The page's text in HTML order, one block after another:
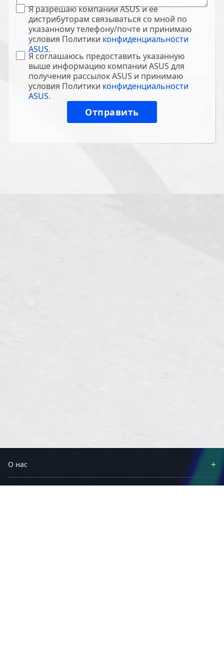
Я разрешаю компании ASUS и ее
дистрибуторам связываться со мной по
указанному телефону/почте и принимаю
условия Политики конфиденциальности
ASUS.
Я соглашаюсь предоставить указанную
выше информацию компании ASUS для
получения рассылок ASUS и принимаю
условия Политики конфиденциальности
ASUS.
О нас